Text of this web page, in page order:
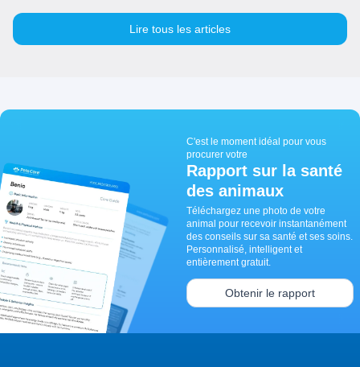
Lire tous les articles
C'est le moment idéal pour vous
procurer votre
Rapport sur la santé
des animaux
Téléchargez une photo de votre
animal pour recevoir instantanément
des conseils sur sa santé et ses soins.
Personnalisé, intelligent et
entièrement gratuit.
Obtenir le rapport